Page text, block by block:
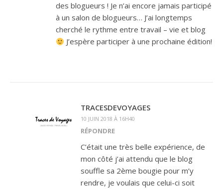
des blogueurs ! Je n’ai encore jamais participé
à un salon de blogueurs… J’ai longtemps
cherché le rythme entre travail – vie et blog
J’espère participer à une prochaine édition!
TRACESDEVOYAGES
10 JUIN 2018 À 16H40
RÉPONDRE
C’était une très belle expérience, de
mon côté j’ai attendu que le blog
souffle sa 2ème bougie pour m’y
rendre, je voulais que celui-ci soit